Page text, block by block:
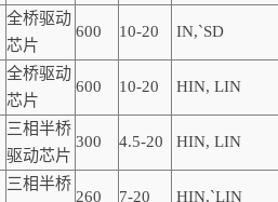
全桥驱动
芯片
600 10-20 IN,`SD
全桥驱动
芯片
600 10-20 HIN, LIN
三相半桥
驱动芯片
300 4.5-20 HIN, LIN
三相半桥
260 7-20 HIN,`LIN